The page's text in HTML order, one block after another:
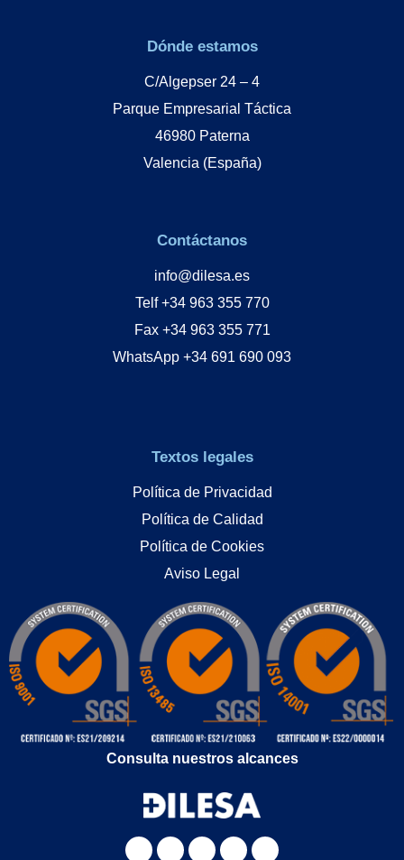
Dónde estamos
C/Algepser 24 – 4
Parque Empresarial Táctica
46980 Paterna
Valencia (España)
Contáctanos
info@dilesa.es
Telf +34 963 355 770
Fax +34 963 355 771
WhatsApp +34 691 690 093
Textos legales
Política de Privacidad
Política de Calidad
Política de Cookies
Aviso Legal
Consulta nuestros alcances